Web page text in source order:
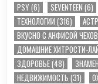
PSY(6) SEVENTEEN (6)
TЕХНОЛОГИИ (316)
ВКУСНО С АНФИСОЙ
ДОМАШНИЕ ХИТРОСТИ-
ЗДОРОВЬЕ(48)
НЕДВИЖИМОСТЬ (31)